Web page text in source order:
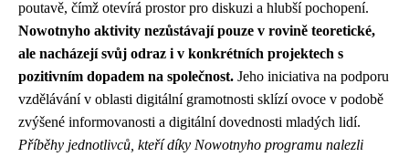
poutavě, čímž otevírá prostor pro diskuzi a hlubší pochopení.
Nowotnyho aktivity nezůstávají pouze v rovině teoretické,
ale nacházejí svůj odraz i v konkrétních projektech s
pozitivním dopadem na společnost. Jeho iniciativa na podporu
vzdělávání v oblasti digitální gramotnosti sklízí ovoce v podobě
zvýšené informovanosti a digitální dovednosti mladých lidí.
Příběhy jednotlivců, kteří díky Nowotnyho programu nalezli